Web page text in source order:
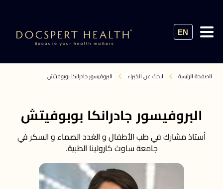
EN
الصفحة الرئيسة ابحث عن الخبراء البروفيسور جادرانكا بوبوفيتش
البروفيسور جادرانكا بوبوفيتش
أستاذ مشارك في طب الأطفال و الغدد الصماء و السكر في
جامعة ساوث كارولينا الطبية.